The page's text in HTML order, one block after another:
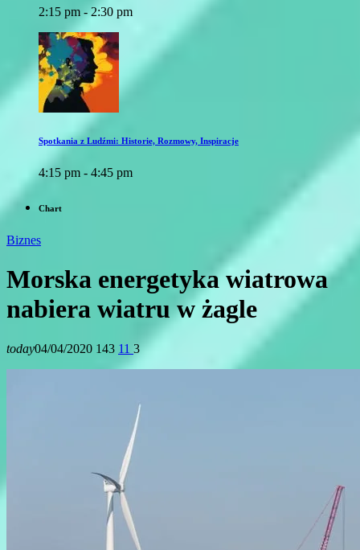
2:15 pm - 2:30 pm
Spotkania z Ludźmi: Historie, Rozmowy, Inspiracje
4:15 pm - 4:45 pm
Chart
Biznes
Morska energetyka wiatrowa
nabiera wiatru w żagle
today04/04/2020 143 11 3